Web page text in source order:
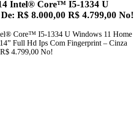
Intel® Core™ I5-1334 U
R$ 8.000,00 R$ 4.799,00 No!
Core™ I5-1334 U Windows 11 Home
Full Hd Ips Com Fingerprint – Cinza
4.799,00 No!